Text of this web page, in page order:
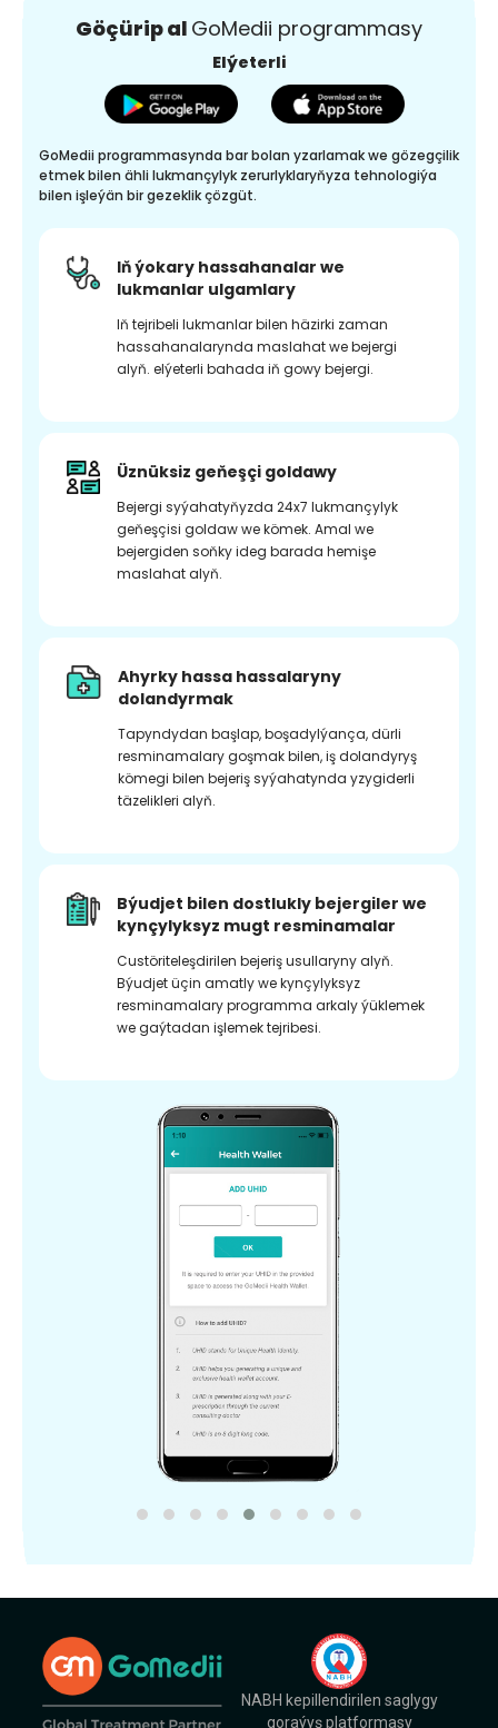
Göçürip al GoMedii programmasy
Elýeterli
GoMedii programmasynda bar bolan yzarlamak we gözegçilik
etmek bilen ähli lukmançylyk zerurlyklaryňyza tehnologiýa
bilen işleýän bir gezeklik çözgüt.
Iň ýokary hassahanalar we
lukmanlar ulgamlary
Iň tejribeli lukmanlar bilen häzirki zaman
hassahanalarynda maslahat we bejergi
alyň. elýeterli bahada iň gowy bejergi.
Üznüksiz geňeşçi goldawy
Bejergi syýahatyňyzda 24x7 lukmançylyk
geňeşçisi goldaw we kömek. Amal we
bejergiden soňky ideg barada hemişe
maslahat alyň.
Ahyrky hassa hassalaryny
dolandyrmak
Tapyndydan başlap, boşadylýança, dürli
resminamalary goşmak bilen, iş dolandyryş
kömegi bilen bejeriş syýahatynda yzygiderli
täzelikleri alyň.
Býudjet bilen dostlukly bejergiler we
kynçylyksyz mugt resminamalar
Custöriteleşdirilen bejeriş usullaryny alyň.
Býudjet üçin amatly we kynçylyksyz
resminamalary programma arkaly ýüklemek
we gaýtadan işlemek tejribesi.
NABH kepillendirilen saglygy
goraýyş platformasy